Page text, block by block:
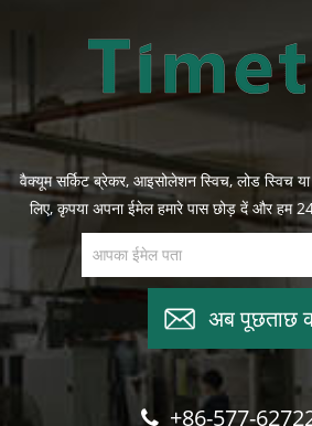
वैक्यूम सर्किट ब्रेकर, आइसोलेशन स्विच, लोड स्विच
लिए, कृपया अपना ईमेल हमारे पास छोड़ दें और हम
अब पूछताछ
+86-577-